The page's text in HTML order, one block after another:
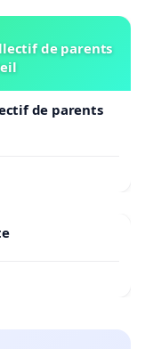
sans faille avec
critiques,
de
la
de parents
de parents